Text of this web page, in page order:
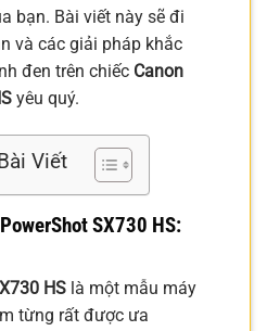
bạn. Bài viết này sẽ đi
và các giải pháp khắc
đen trên chiếc Canon
yêu quý.
Viết
SX730 HS:
HS là một mẫu máy
từng rất được ưa